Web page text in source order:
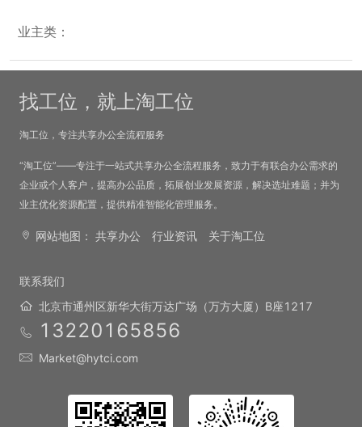
业主类：
找工位，就上淘工位
淘工位，专注共享办公全流程服务
“淘工位”——专注于一站式共享办公全流程服务，致力于有联合办公需求的
企业或个人客户，提高办公品质，拓展创业发展资源，解决选址难题；并为
业主优化资源配置，提供精准智能化管理服务。
网站地图： 共享办公 行业资讯 关于淘工位
联系我们
北京市通州区新华大街万达广场（万方大厦）B座1217
13220165856
Market@hytci.com